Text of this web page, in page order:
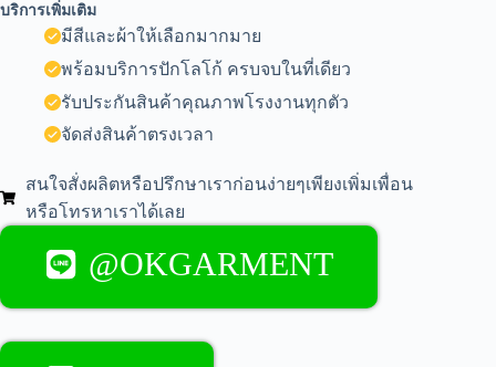
บริการเพิ่มเติม
มีสีและผ้าให้เลือกมากมาย
พร้อมบริการปักโลโก้ ครบจบในที่เดียว
รับประกันสินค้าคุณภาพโรงงานทุกตัว
จัดส่งสินค้าตรงเวลา
สนใจสั่งผลิตหรือปรึกษาเราก่อนง่ายๆเพียงเพิ่มเพื่อน
หรือโทรหาเราได้เลย
@OKGARMENT